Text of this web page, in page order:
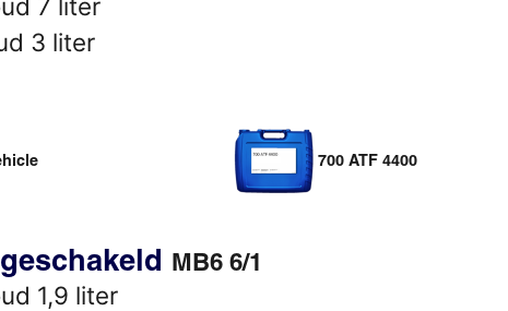
7 liter
3 liter
700 ATF 4400
MB6 6/1
1,9 liter